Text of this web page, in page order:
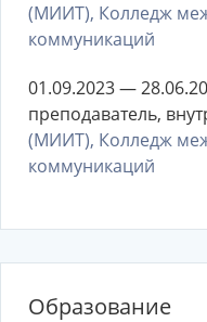
(МИИТ), Колледж
коммуникаций
01.09.2023 —
преподаватель,
(МИИТ), Колледж
коммуникаций
Образование